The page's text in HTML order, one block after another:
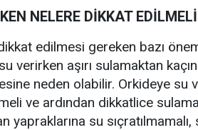
NELERE DİKKAT
edilmesi gereken bazı
verirken aşırı sulamaktan
neden olabilir. Orkideye su
ve ardından dikkatlice
yapraklarına su